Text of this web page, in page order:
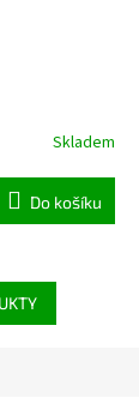
Skladem
Do košíku